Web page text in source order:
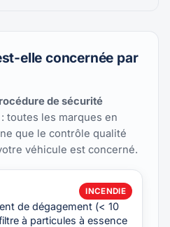
elle concernée par
de sécurité
: toutes les marques en
que le contrôle qualité
véhicule est concerné.
INCENDIE
de dégagement (< 10
à particules à essence